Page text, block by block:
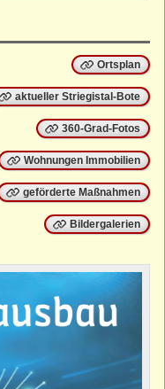
Ortsplan
aktueller Striegistal-Bote
360-Grad-Fotos
Wohnungen Immobilien
geförderte Maßnahmen
Bildergalerien